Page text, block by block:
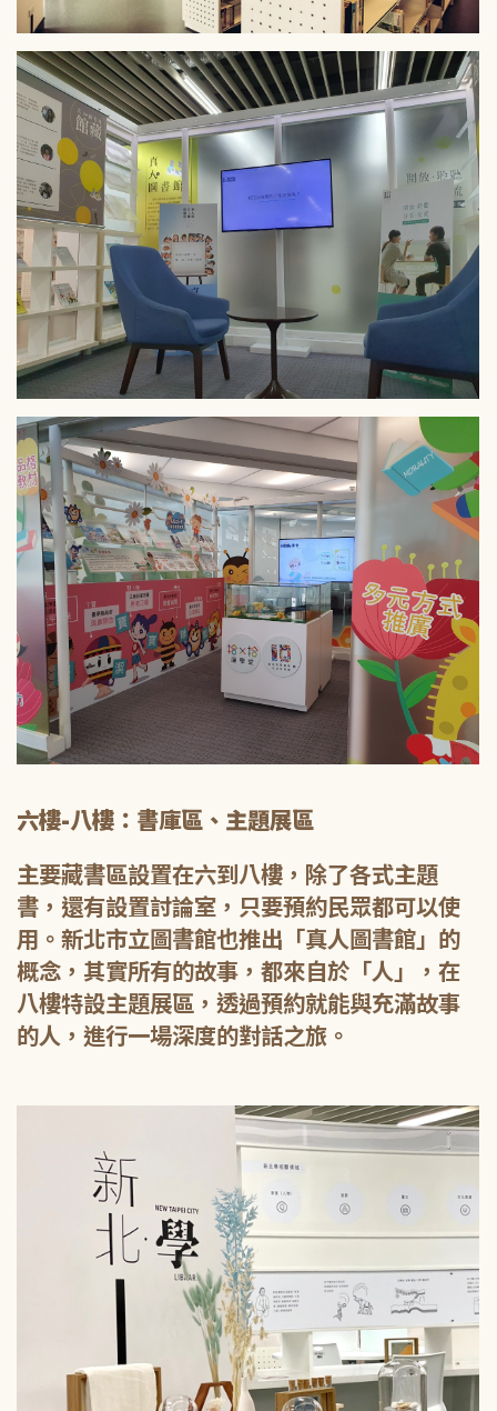
六樓-八樓：書庫區、主題展區
主要藏書區設置在六到八樓，除了各式主題
書，還有設置討論室，只要預約民眾都可以使
用。新北市立圖書館也推出「真人圖書館」的
概念，其實所有的故事，都來自於「人」，在
八樓特設主題展區，透過預約就能與充滿故事
的人，進行一場深度的對話之旅。